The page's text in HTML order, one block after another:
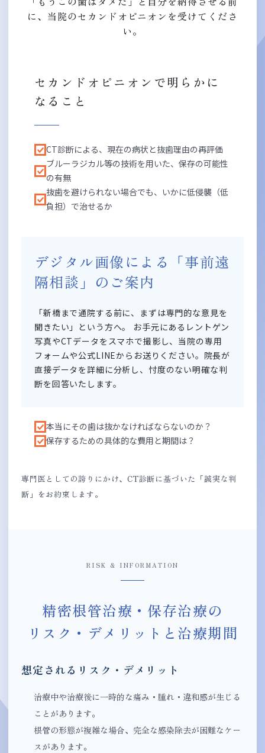
に、当院のセカンドオピニオンを受けてくださ
い。
セカンドオピニオンで明らかに
なること
CT診断による、現在の病状と抜歯理由の再評価
ブルーラジカル等の技術を用いた、保存の可能性
の有無
抜歯を避けられない場合でも、いかに低侵襲（低
負担）で治せるか
デジタル画像による「事前遠
隔相談」のご案内
「新橋まで通院する前に、まずは専門的な意見を
聞きたい」という方へ。 お手元にあるレントゲン
写真やCTデータをスマホで撮影し、当院の専用
フォームや公式LINEからお送りください。院長が
直接データを詳細に分析し、忖度のない明確な判
断を回答いたします。
本当にその歯は抜かなければならないのか？
保存するための具体的な費用と期間は？
専門医としての誇りにかけ、CT診断に基づいた「誠実な判
断」をお約束します。
RISK & INFORMATION
精密根管治療・保存治療の
リスク・デメリットと治療期間
想定されるリスク・デメリット
治療中や治療後に一時的な痛み・腫れ・違和感が生じる
ことがあります。
根管の形態が複雑な場合、完全な感染除去が困難なケー
スがあります。